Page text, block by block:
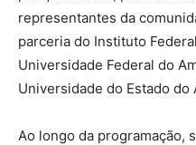
representantes da
parceria do Instituto
Universidade Federal do
Universidade do Estado do
Ao longo da programação,